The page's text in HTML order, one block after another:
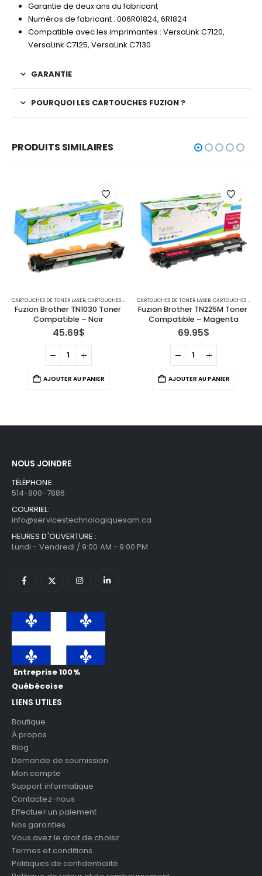
Garantie de deux ans du fabricant
Numéros de fabricant : 006R01824, 6R1824
Compatible avec les imprimantes : VersaLink C7120,
VersaLink C7125, VersaLink C7130
GARANTIE
POURQUOI LES CARTOUCHES FUZION ?
PRODUITS SIMILAIRES
, IMPRIMANTES MFC
CARTOUCHES DE TONER LASER,CARTOUCHES POUR IMPRIMANTES BROTHER
Fuzion Brother TN1030 Toner
Compatible – Noir
45.69$
AJOUTER AU PANIER
CARTOUCHES DE TONER LASER,CARTOUCHES POUR IMPRIMANTES BROTHER
Fuzion Brother TN225M Toner
Compatible – Magenta
69.95$
AJOUTER AU PANIER
NOUS JOINDRE
TÉLÉPHONE:
514-800-7886
COURRIEL:
info@servicestechnologiquesam.ca
HEURES D'OUVERTURE :
Lundi - Vendredi / 9:00 AM - 9:00 PM
Entreprise 100%
Québécoise
LIENS UTILES
Boutique
À propos
Blog
Demande de soumission
Mon compte
Support informatique
Contactez-nous
Effectuer un paiement
Nos garanties
Vous avez le droit de choisir
Termes et conditions
Politiques de confidentialité